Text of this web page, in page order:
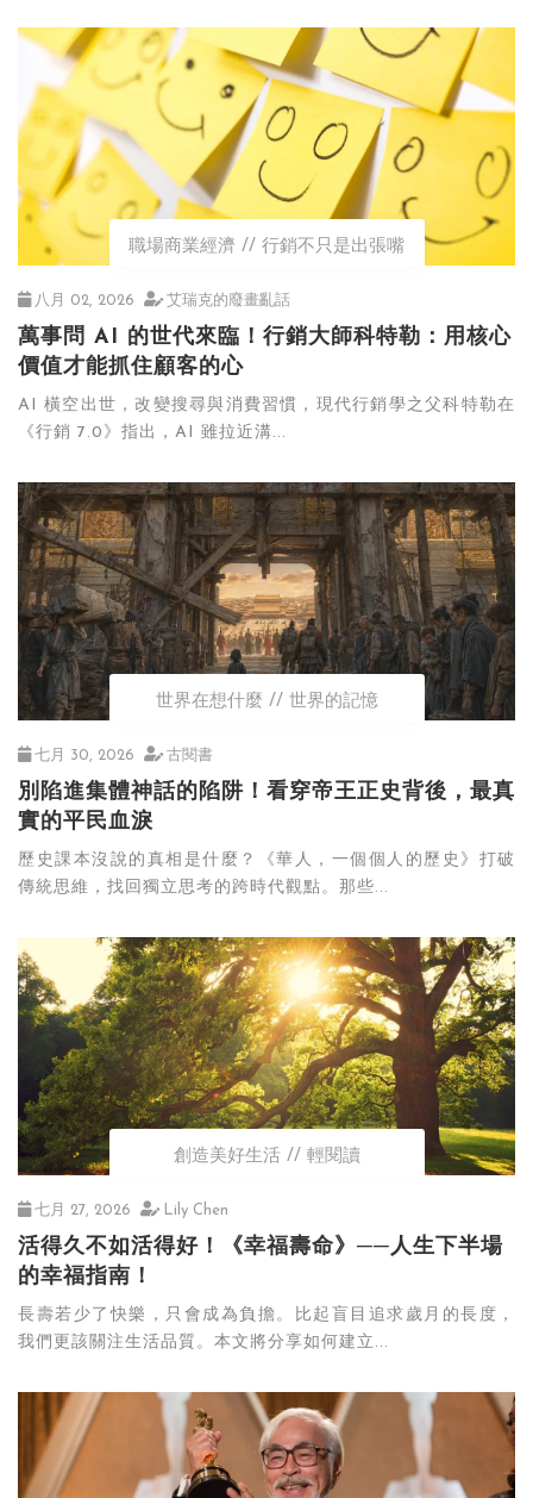
職場商業經濟 行銷不只是出張嘴
八月 02, 2026 艾瑞克的廢畫亂話
萬事問 AI 的世代來臨！行銷大師科特勒：用核心
價值才能抓住顧客的心
AI 橫空出世，改變搜尋與消費習慣，現代行銷學之父科特勒在
《行銷 7.0》指出，AI 雖拉近溝...
世界在想什麼 世界的記憶
七月 30, 2026 古閱書
別陷進集體神話的陷阱！看穿帝王正史背後，最真
實的平民血淚
歷史課本沒說的真相是什麼？《華人，一個個人的歷史》打破
傳統思維，找回獨立思考的跨時代觀點。那些...
創造美好生活 輕閱讀
七月 27, 2026 Lily Chen
活得久不如活得好！《幸福壽命》──人生下半場
的幸福指南！
長壽若少了快樂，只會成為負擔。比起盲目追求歲月的長度，
我們更該關注生活品質。本文將分享如何建立...